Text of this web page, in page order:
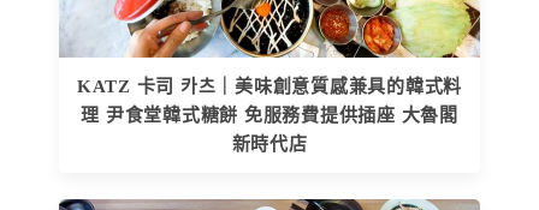
KATZ 卡司 카츠｜美味創意質感兼具的韓式料
理 尹食堂韓式糖餅 免服務費提供插座 大魯閣
新時代店